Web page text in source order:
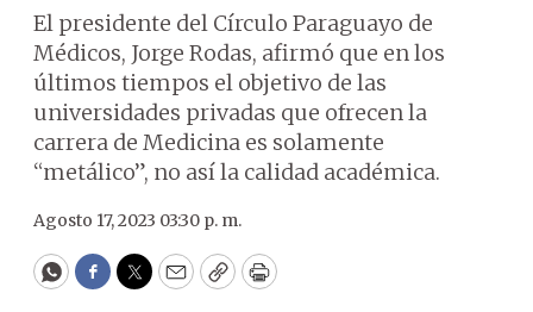
El presidente del Círculo Paraguayo de
Médicos, Jorge Rodas, afirmó que en los
últimos tiempos el objetivo de las
universidades privadas que ofrecen la
carrera de Medicina es solamente
“metálico”, no así la calidad académica.
Agosto 17, 2023 03:30 p. m.
WhatsApp
Facebook
Twitter
EmailCopyPrint